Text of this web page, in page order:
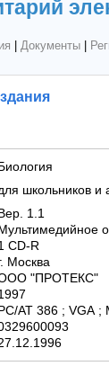
Документы|
школьников и
1.1
CD-R
Москва
"ПРОТЕКС"
AT 386 ; VGA